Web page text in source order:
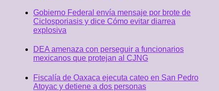
Gobierno Federal envía mensaje por brote de
Ciclosporiasis y dice Cómo evitar diarrea
explosiva
DEA amenaza con perseguir a funcionarios
mexicanos que protejan al CJNG
Fiscalía de Oaxaca ejecuta cateo en San Pedro
Atoyac y detiene a dos personas